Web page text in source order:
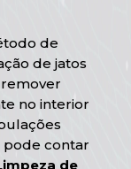
de
de jatos
remover
no interior
pode contar
de